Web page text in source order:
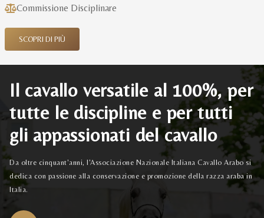
Commissione Disciplinare
SCOPRI DI PIÙ
Il cavallo versatile al 100%, per
tutte le discipline e per tutti
gli appassionati del cavallo
Da oltre cinquant'anni, l'Associazione Nazionale Italiana Cavallo Arabo si
dedica con passione alla conservazione e promozione della razza araba in
Italia.